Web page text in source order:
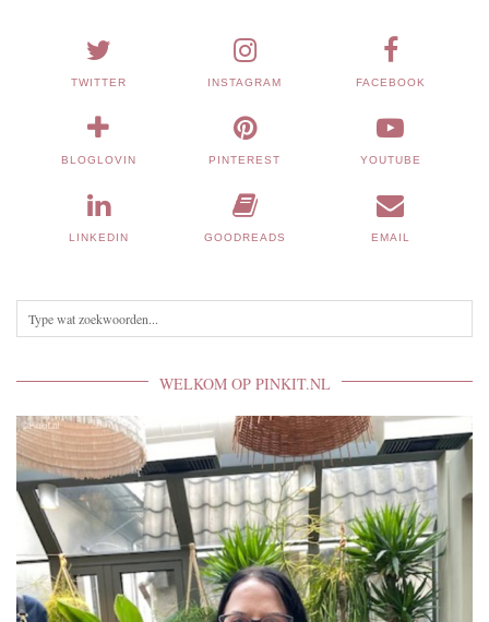
TWITTER INSTAGRAM FACEBOOK
BLOGLOVIN PINTEREST YOUTUBE
LINKEDIN GOODREADS EMAIL
WELKOM OP PINKIT.NL